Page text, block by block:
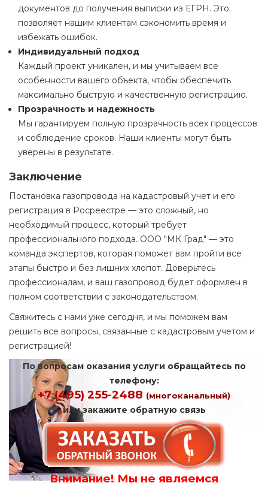
документов до получения выписки из ЕГРН. Это
позволяет нашим клиентам сэкономить время и
избежать ошибок.
Индивидуальный подход
Каждый проект уникален, и мы учитываем все
особенности вашего объекта, чтобы обеспечить
максимально быструю и качественную регистрацию.
Прозрачность и надежность
Мы гарантируем полную прозрачность всех процессов
и соблюдение сроков. Наши клиенты могут быть
уверены в результате.
Заключение
Постановка газопровода на кадастровый учет и его
регистрация в Росреестре — это сложный, но
необходимый процесс, который требует
профессионального подхода. ООО "МК Град" — это
команда экспертов, которая поможет вам пройти все
этапы быстро и без лишних хлопот. Доверьтесь
профессионалам, и ваш газопровод будет оформлен в
полном соответствии с законодательством.
Свяжитесь с нами уже сегодня, и мы поможем вам
решить все вопросы, связанные с кадастровым учетом и
регистрацией!
По вопросам оказания услуги обращайтесь по
телефону:
+7 (495) 255-2488 (многоканальный)
или закажите обратную связь
Внимание! Мы не являемся